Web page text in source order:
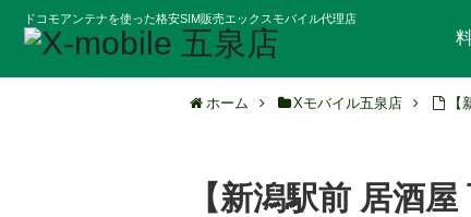
ドコモアンテナを使った格安SIM販売エックスモバイル代理店
ホーム Xモバイル五泉店
【新潟駅前 居酒